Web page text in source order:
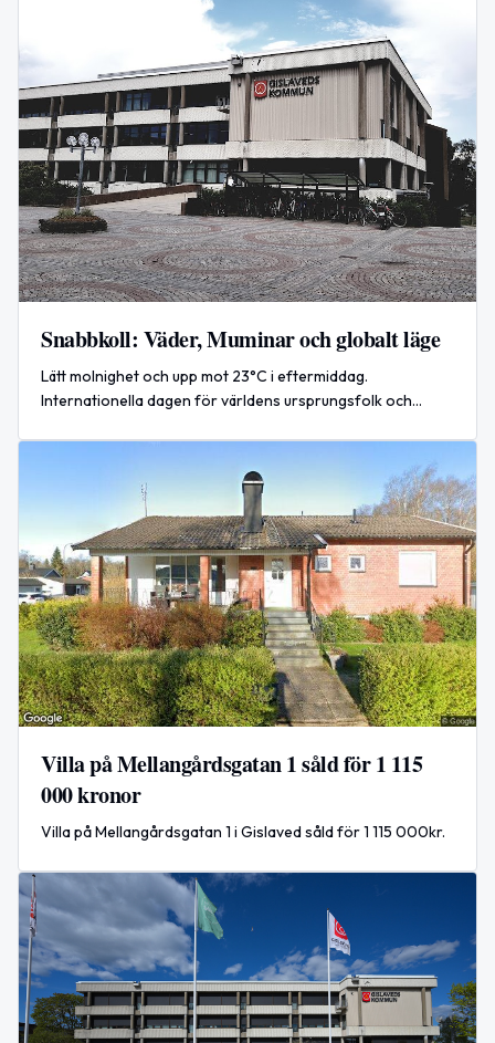
Snabbkoll: Väder, Muminar och globalt läge
Lätt molnighet och upp mot 23°C i eftermiddag.
Internationella dagen för världens ursprungsfolk och
Villa på Mellangårdsgatan 1 såld för 1 115
000 kronor
Villa på Mellangårdsgatan 1 i Gislaved såld för 1 115 000kr.